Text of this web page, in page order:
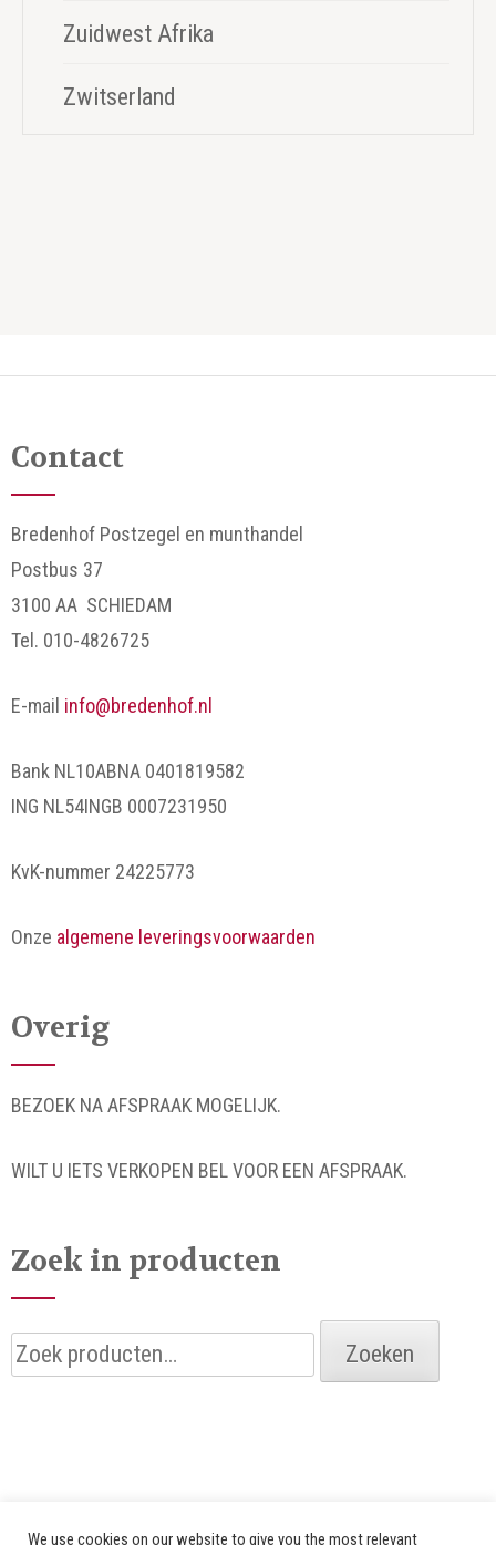
Zuidwest Afrika
Zwitserland
Contact
Bredenhof Postzegel en munthandel
Postbus 37
3100 AA SCHIEDAM
Tel. 010-4826725
E-mail info@bredenhof.nl
Bank NL10ABNA 0401819582
ING NL54INGB 0007231950
KvK-nummer 24225773
Onze algemene leveringsvoorwaarden
Overig
BEZOEK NA AFSPRAAK MOGELIJK.
WILT U IETS VERKOPEN BEL VOOR EEN AFSPRAAK.
Zoek in producten
Zoeken
naar:
Zoeken
We use cookies on our website to give you the most relevant